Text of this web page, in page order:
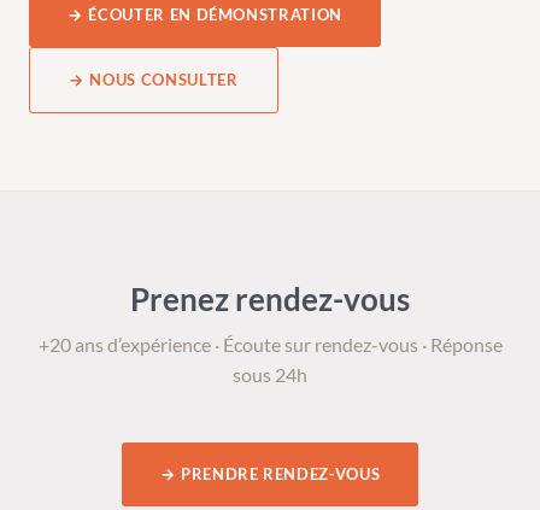
→ ÉCOUTER EN DÉMONSTRATION
→ NOUS CONSULTER
Prenez rendez-vous
+20 ans d’expérience · Écoute sur rendez-vous · Réponse
sous 24h
→ PRENDRE RENDEZ-VOUS